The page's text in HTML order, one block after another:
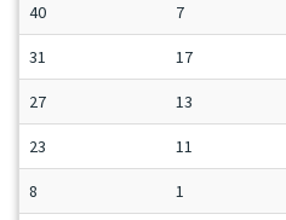
40 7
31 17
27 13
23 11
8 1